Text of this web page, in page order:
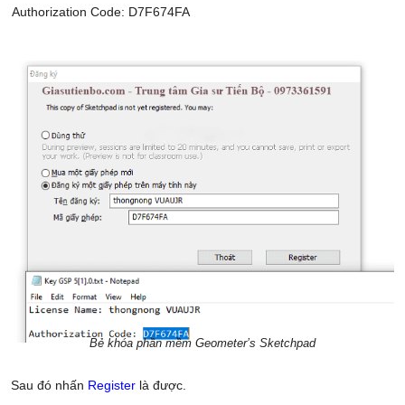
Authorization Code: D7F674FA
Bẻ khóa phần mềm Geometer’s Sketchpad
Sau đó nhấn Register là được.